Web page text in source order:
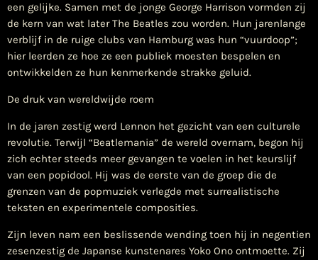
een gelijke. Samen met de jonge George Harrison vormden zij
de kern van wat later The Beatles zou worden. Hun jarenlange
verblijf in de ruige clubs van Hamburg was hun “vuurdoop”;
hier leerden ze hoe ze een publiek moesten bespelen en
ontwikkelden ze hun kenmerkende strakke geluid.
De druk van wereldwijde roem
In de jaren zestig werd Lennon het gezicht van een culturele
revolutie. Terwijl “Beatlemania” de wereld overnam, begon hij
zich echter steeds meer gevangen te voelen in het keurslijf
van een popidool. Hij was de eerste van de groep die de
grenzen van de popmuziek verlegde met surrealistische
teksten en experimentele composities.
Zijn leven nam een beslissende wending toen hij in negentien
zesenzestig de Japanse kunstenares Yoko Ono ontmoette. Zij